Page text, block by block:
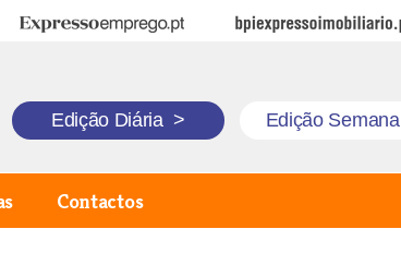
Expresso Emprego BPI Expresso Imobiliário
Edição Diária > Edição Semanal
Contactos